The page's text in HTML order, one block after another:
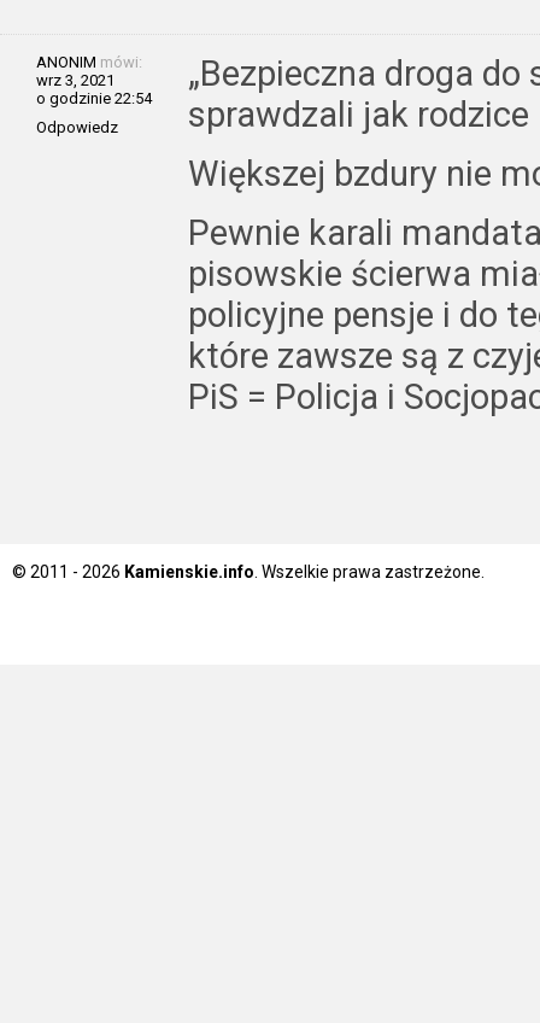
ANONIM mówi:
wrz 3, 2021
o godzinie 22:54
Odpowiedz
„Bezpieczna droga do
sprawdzali jak rodzice
Większej bzdury nie
Pewnie karali
pisowskie ścierwa
policyjne pensje i do
które zawsze są z
PiS = Policja i
© 2011 - 2026 Kamienskie.info . Wszelkie prawa zastrzeżone.